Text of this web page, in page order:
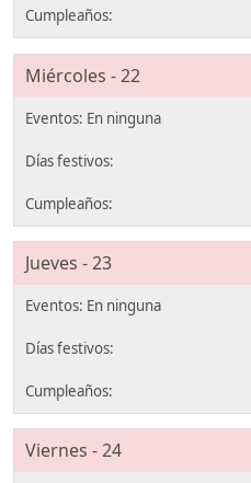
Miércoles - 22
Jueves - 23
Viernes - 24